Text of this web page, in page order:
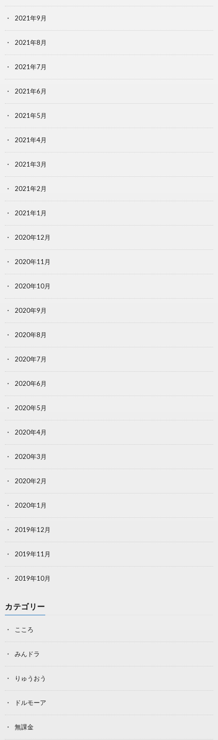
2021年9月
2021年8月
2021年7月
2021年6月
2021年5月
2021年4月
2021年3月
2021年2月
2021年1月
2020年12月
2020年11月
2020年10月
2020年9月
2020年8月
2020年7月
2020年6月
2020年5月
2020年4月
2020年3月
2020年2月
2020年1月
2019年12月
2019年11月
2019年10月
カテゴリー
こころ
みんドラ
りゅうおう
ドルモーア
無課金